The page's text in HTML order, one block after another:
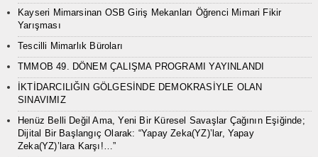
Kayseri Mimarsinan OSB Giriş Mekanları Öğrenci Mimari Fikir
Yarışması
Tescilli Mimarlık Büroları
TMMOB 49. DÖNEM ÇALIŞMA PROGRAMI YAYINLANDI
İKTİDARCILIĞIN GÖLGESİNDE DEMOKRASİYLE OLAN
SINAVIMIZ
Henüz Belli Değil Ama, Yeni Bir Küresel Savaşlar Çağının Eşiğinde;
Dijital Bir Başlangıç Olarak: “Yapay Zeka(YZ)’lar, Yapay
Zeka(YZ)’lara Karşı!…”